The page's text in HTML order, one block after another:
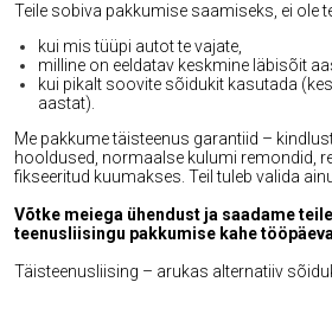
Teile sobiva pakkumise saamiseks, ei ole
kui mis tüüpi autot te vajate,
milline on eeldatav keskmine läbisõit
kui pikalt soovite sõidukit kasutada
aastat).
Me pakkume täisteenus garantiid –
hooldused, normaalse kulumi remondid,
fikseeritud kuumakses. Teil tuleb valida
Võtke meiega ühendust ja saadame
teenusliisingu pakkumise kahe
Täisteenusliising – arukas alternatiiv